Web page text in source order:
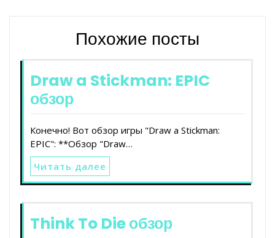
Похожие посты
Draw a Stickman: EPIC
обзор
Конечно! Вот обзор игры "Draw a Stickman:
EPIC": **Обзор "Draw…
Читать далее
Think To Die обзор